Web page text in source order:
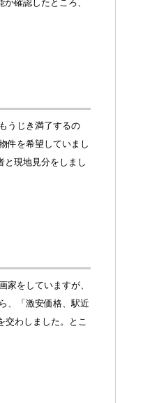
確認したところ、
うじき満了するの
件を希望していまし
と現地見分をしまし
をしていますが、
、「激安価格、駅近
交わしました。とこ